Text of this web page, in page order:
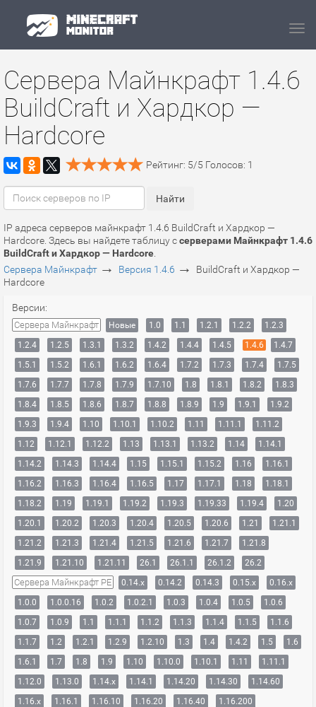
Сервера Майнкрафт 1.4.6
BuildCraft и Хардкор —
Hardcore
Рейтинг: 5/5 Голосов: 1
IP адреса серверов майнкрафт 1.4.6 BuildCraft и Хардкор —
Hardcore. Здесь вы найдете таблицу ссерверами Майнкрафт 1.4.6
BuildCraft и Хардкор — Hardcore
Сервера Майнкрафт → Версия 1.4.6 →
BuildCraft и Хардкор —
Hardcore
Версии:
Сервера Майнкрафт Новые 1.0 1.1 1.2.1 1.2.2
1.2.3
1.2.4
1.2.5 1.3.1 1.3.2 1.4.2 1.4.4 1.4.5 1.4.6
1.4.7
1.5.1
1.5.2 1.6.1 1.6.2 1.6.4 1.7.2 1.7.3 1.7.4
1.7.5
1.7.6
1.7.7 1.7.8 1.7.9 1.7.10 1.8 1.8.1 1.8.2
1.8.3
1.8.4
1.8.5 1.8.6 1.8.7 1.8.8 1.8.9 1.9 1.9.1
1.9.2
1.9.3
1.9.4 1.10 1.10.1 1.10.2 1.11 1.11.1
1.11.2
1.12
1.12.1 1.12.2 1.13 1.13.1 1.13.2 1.14
1.14.1
1.14.2
1.14.3 1.14.4 1.15 1.15.1 1.15.2 1.16
1.16.1
1.16.2
1.16.3 1.16.4 1.16.5 1.17 1.17.1 1.18
1.18.1
1.18.2
1.19 1.19.1 1.19.2 1.19.3 1.19.33 1.19.4
1.20
1.20.1
1.20.2 1.20.3 1.20.4 1.20.5 1.20.6 1.21
1.21.1
1.21.2
1.21.3 1.21.4 1.21.5 1.21.6 1.21.7
1.21.8
1.21.9
1.21.10 1.21.11 26.1 26.1.1 26.1.2 26.2
Сервера Майнкрафт PE 0.14.x 0.14.2 0.14.3 0.15.x
0.16.x
1.0.0
1.0.0.16 1.0.2 1.0.2.1 1.0.3 1.0.4 1.0.5
1.0.6
1.0.7
1.0.9 1.1 1.1.1 1.1.2 1.1.3 1.1.4 1.1.5
1.1.6
1.1.7
1.2 1.2.1 1.2.9 1.2.10 1.3 1.4 1.4.2 1.5
1.6
1.6.1
1.7 1.8 1.9 1.10 1.10.0 1.10.1 1.11
1.11.1
1.12.0
1.13.0 1.14.x 1.14.1 1.14.20 1.14.30
1.14.60
1.16.x
1.16.1 1.16.10 1.16.20 1.16.40
1.16.200